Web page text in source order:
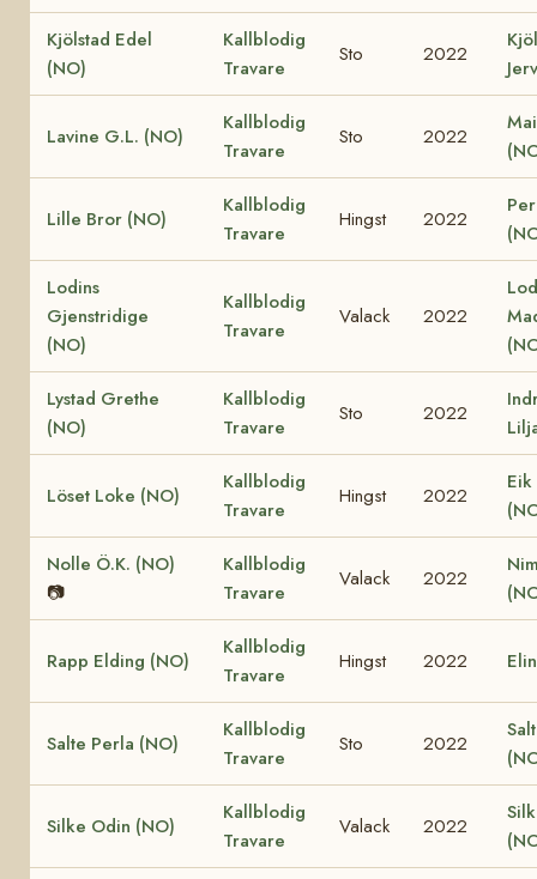
Kjölstad Edel
(NO)
Kallblodig
Travare
Sto 2022
Lavine G.L. (NO)
Kallblodig
Travare
Sto 2022
Lille Bror (NO)
Kallblodig
Travare
Hingst 2022
Lodins
Gjenstridige
(NO)
Kallblodig
Travare
Valack 2022
Lystad Grethe
(NO)
Kallblodig
Travare
Sto 2022
Löset Loke (NO)
Kallblodig
Travare
Hingst 2022
Nolle Ö.K. (NO)
📷
Kallblodig
Travare
Valack 2022
Rapp Elding (NO)
Kallblodig
Travare
Hingst 2022
Salte Perla (NO)
Kallblodig
Travare
Sto 2022
Silke Odin (NO)
Kallblodig
Travare
Valack 2022